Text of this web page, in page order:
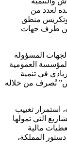
لعدد من
وتكريس منطق
من طرف جهات
المسؤولة
العمومية
في تنمية
تُصرف من خلاله
استمرار تغييب
التي تمولها
مالية
المملكة،